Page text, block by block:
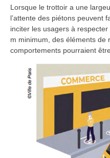
Lorsque le trottoir a une
l’attente des piétons peuvent
inciter les usagers à
m minimum, des éléments de
comportements pourraient